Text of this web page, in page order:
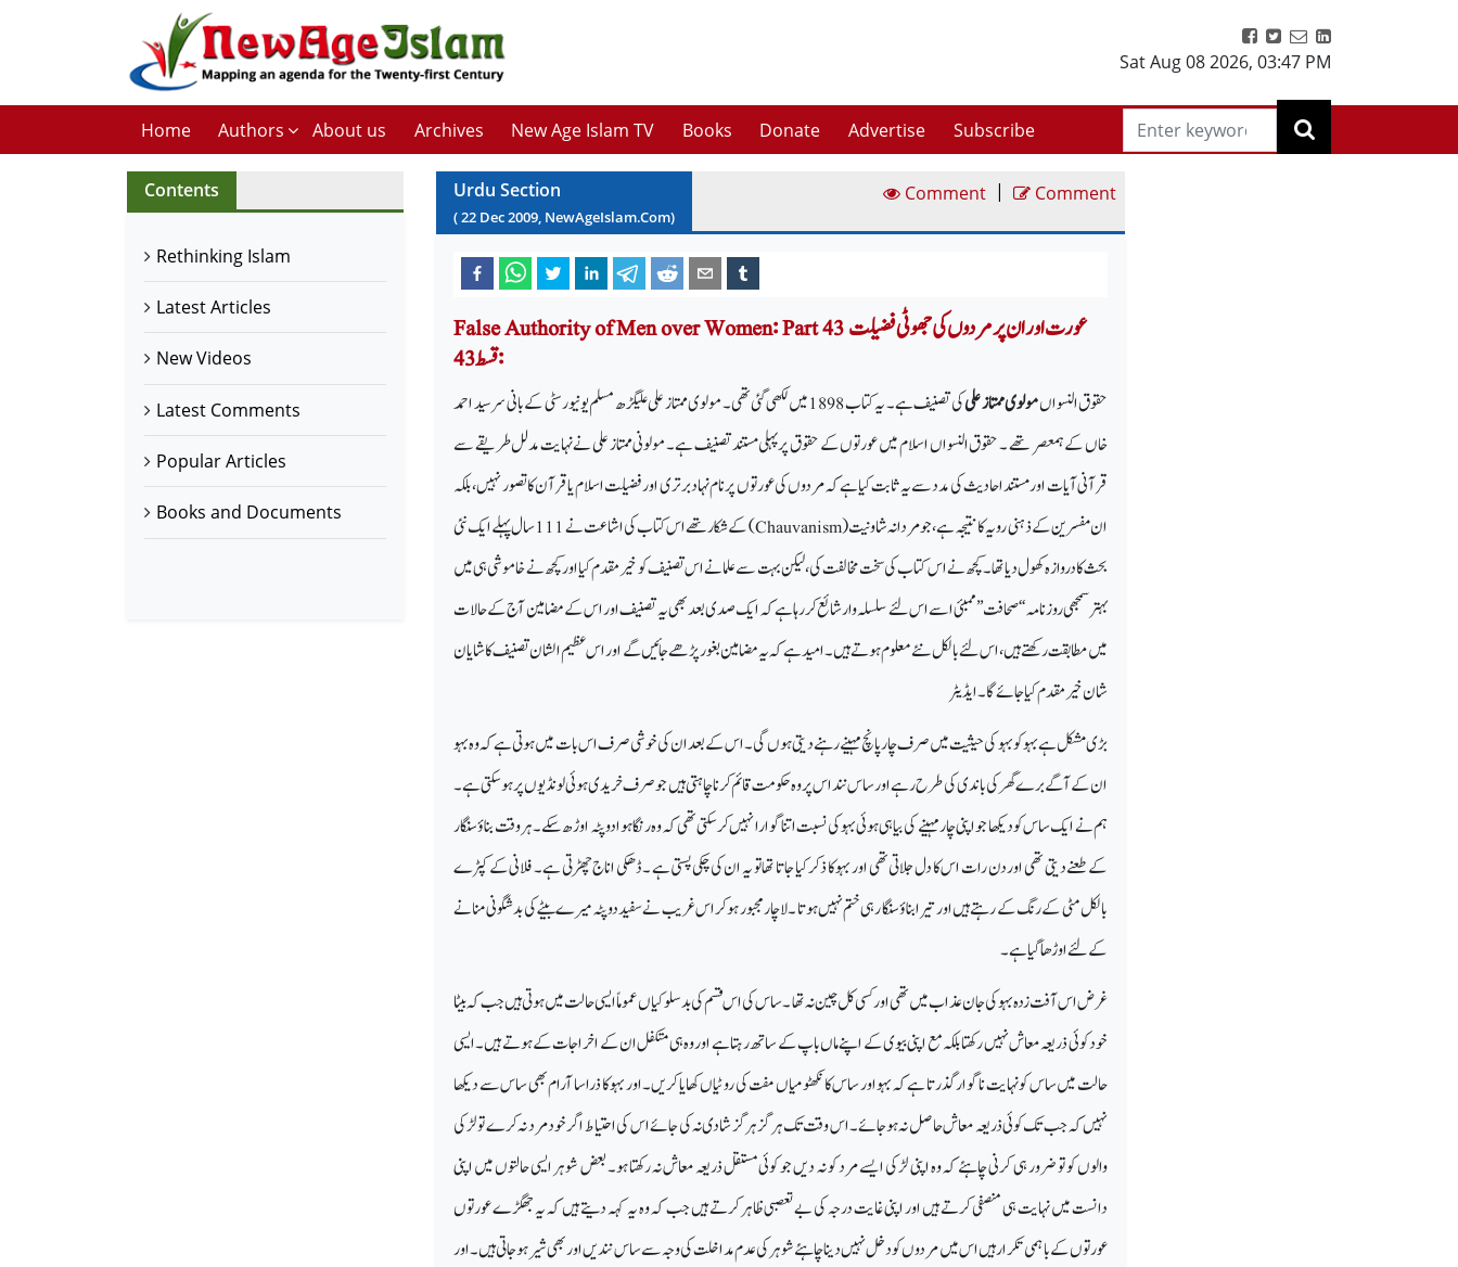
Sat Aug 08 2026, 03:47 PM
Home Authors About us Archives New Age Islam TV Books Donate Advertise Subscribe
Contents
Rethinking Islam
Latest Articles
New Videos
Latest Comments
Popular Articles
Books and Documents
Urdu Section
(22 Dec2009, NewAgeIslam.Com)
Comment | Comment
False Authority of Men over Women: Part 43 عورت اور ان پر مردوں کی جھوٹی فضیلت
:قسط 43
حقوق النسواںمولوی ممتاز علی
کی تصنیف ہے۔ یہ کتاب 1898میں لکھی گئی تھی۔ مولوی ممتاز علی علیگڑھ مسلم یونیورسٹی کے بانی سر سید احمد
خاں کے ہمعصر تھے ۔ حقوق النسواں اسلام میں عورتوں کے حقوق پرپہلی مستند تصنیف ہے۔ مولونی ممتاز علی نےنہایت مدلل طریقے سے
قرآنی آیات اور مستند احادیث کی مدد سے یہ ثابت کیا ہے کہ مردوں کی عورتوں پر نام نہاد برتری اور فضیلت اسلام یا قرآن کا تصور نہیں، بلکہ
ان مفسرین کے ذہنی رویہ کا نتیجہ ہے ،جو مردانہ شاونیت (Chauvanism
) کے شکار تھےاس کتاب کی اشاعت نے 111سال پہلے ایک نئی
بحث کا دروازہ کھول دیا تھا۔ کچھ نے اس کتاب کی سخت مخالفت کی ،لیکن بہت سے علما نےاس تصنیف کو خیر مقدم کیا اور کچھ نے خاموشی ہی میں
بہتر سمجھی روزنامہ ‘‘صحافت’’ ممبئی اسے اس لئے سلسلہ وار شائع کررہا ہے کہ ایک صدی بعد بھی یہ تصنیف اور اس کے مضامین آج کے حالات
میں مطابقت رکھتے ہیں، اس لئے بالکل نئے معلوم ہوتے ہیں۔ امید ہے کہ یہ مضامین بغور پڑھے جائیں گے اور اس عظیم الشان تصنیف کا شایان
شان خیر مقدم کیا جائے گا۔ایڈیٹر
بڑی مشکل ہے بہو کو بہو کی حیثیت میں صرف چار پانچ مہینے رہنے دیتی ہوں گی۔ اس کے بعد ان کی خوشی صرف اس بات میں ہوتی ہے کہ وہ بہو
ان کے آگے برے گھر کی باندی کی طرح رہے اور ساس نند اس پر وہ حکومت قائم کرنا چاہتی ہیں جو صرف خریدی ہوئی لونڈیوں پر ہوسکتی ہے۔
ہم نے ایک ساس کو دیکھا جو اپنی چار مہینے کی بیاہی ہوئی بہوکی نسبت اتنا گوارا نہیں کرسکتی تھی کہ وہ رنگا ہوا دوپٹہ اوڑھ سکے۔ ہر وقت بناؤ سنگار
کے طعنے دیتی تھی اور دن رات اس کا دل جلاتی تھی اور بہو کا ذکر کیا جاتا تھا تو یہ ان کی چکی پستی ہے ۔ڈھکی اناج چھڑتی ہے۔ فلانی کے کپڑے
بالکل مٹی کے رنگ کے رہتے ہیں اور تیرا بناؤ سنگا رہی ختم نہیں ہوتا ۔ لاچار مجبور ہوکر اس غریب نے سفید دوپٹہ میرے بیٹے کی بدشگونی منانے
کے لئے اوڑھا گیا ہے۔
غرض اس آفت زدہ بہو کی جان عذاب میں تھی اور کسی کل چین نہ تھا ۔ ساس کی اس قسم کی بدسلوکیاں عموماً ایسی حالت میں ہوتی ہیں جب کہ بیٹا
خود کوئی ذریعہ معاش نہیں رکھتا بلکہ مع اپنی بیوی کے اپنے ماں باپ کے ساتھ رہتا ہے اور وہ ہی متکفل ان کے اخراجات کے ہوتے ہیں۔ ایسی
حالت میں ساس کو نہایت ناگوار گذرتا ہے کہ بہو اور ساس کا نکھٹو میاں مفت کی روٹیاں کھایا کریں۔ اور بہو کا ذرا سا آرام بھی ساس سے دیکھا
نہیں کہ جب تک کوئی ذریعہ معاش حاصل نہ ہوجائے۔اس وقت تک ہر گز ہرگز شادی نہ کی جائے اس کی احتیاط اگر خود مرد نہ کرے تو لڑکی
والوں کو تو ضرور ہی کرنی چاہئے کہ وہ اپنی لڑکی ایسے مرد کو نہ دیں جو کوئی مستقل ذریعہ معاش نہ رکھتا ہو۔ بعض شوہر ایسی حالتوں میں اپنی
دانست میں نہایت ہی منصفی کرتے ہیں اور اپنی غایت درجہ کی بے تعصبی ظاہر کرتے ہیں جب کہ وہ یہ کہہ دیتے ہیں کہ یہ جھگڑے عورتوں
عورتوں کے باہمی تکرار ہیں اس میں مردوں کو دخل نہیں دینا چاہئے شوہر کی عدم مداخلت کی وجہ سے ساس نند یں اور بھی شیر ہوجاتی ہیں۔اور